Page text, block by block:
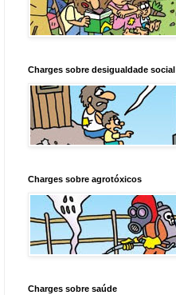
Charges sobre desigualdade social
Charges sobre agrotóxicos
Charges sobre saúde